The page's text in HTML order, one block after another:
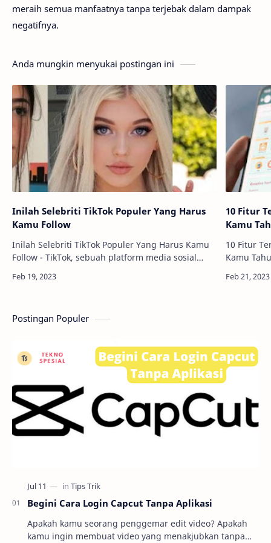
meraih semua manfaatnya tanpa terjebak dalam dampak
negatifnya.
Anda mungkin menyukai postingan ini
Inilah Selebriti TikTok Populer Yang Harus
Kamu Follow
Inilah Selebriti TikTok Populer Yang Harus Kamu
Follow - TikTok, sebuah platform media sosial
kesuksesannya di seluruh dunia, telah menarik
10 Fitur
Kamu
10 Fitur
Kamu
untuk
Postingan Populer
Begini Cara Login Capcut Tanpa Aplikasi
Apakah kamu seorang penggemar edit video? Apakah
kamu ingin membuat video yang menakjubkan tanpa